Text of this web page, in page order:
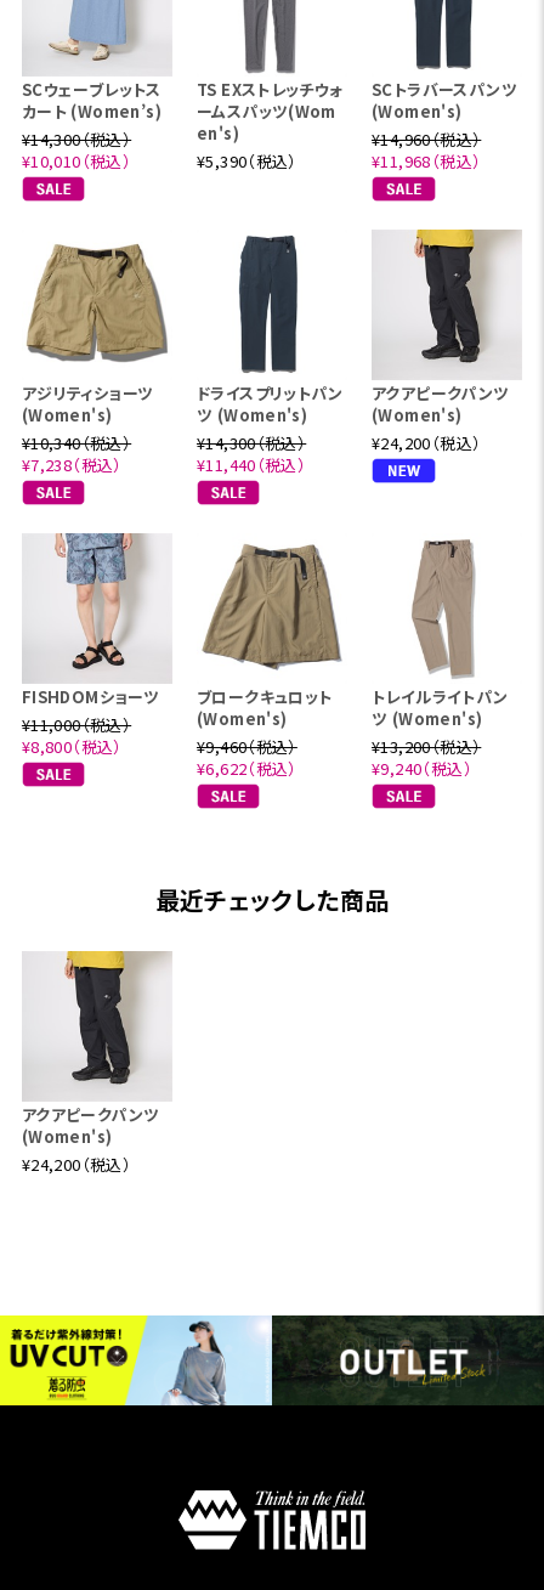
SCウェーブレットス
カート (Women’s)
¥14,300（税込）
¥10,010（税込）
TS EXストレッチウォ
ームスパッツ(Wom
en's)
¥5,390（税込）
SCトラバースパンツ
(Women's)
¥14,960（税込）
¥11,968（税込）
アジリティショーツ
(Women's)
¥10,340（税込）
¥7,238（税込）
ドライスプリットパン
ツ (Women's)
¥14,300（税込）
¥11,440（税込）
アクアピークパンツ
(Women's)
¥24,200（税込）
FISHDOMショーツ
¥11,000（税込）
¥8,800（税込）
ブロークキュロット
(Women's)
¥9,460（税込）
¥6,622（税込）
トレイルライトパン
ツ (Women's)
¥13,200（税込）
¥9,240（税込）
最近チェックした商品
アクアピークパンツ
(Women's)
¥24,200（税込）